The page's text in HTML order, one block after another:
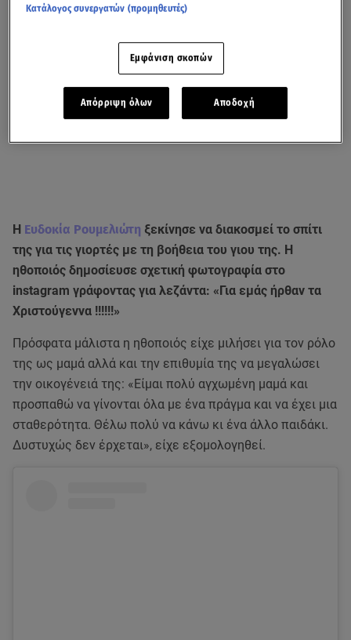
Η Ευδοκία Ρουμελιώτη ξεκίνησε να διακοσμεί το σπίτι
της για τις γιορτές με τη βοήθεια του γιου της. Η
ηθοποιός δημοσίευσε σχετική φωτογραφία στο
instagram γράφοντας για λεζάντα: «Για εμάς ήρθαν τα
Χριστούγεννα !!!!!!»
Πρόσφατα μάλιστα η ηθοποιός είχε μιλήσει για τον ρόλο
της ως μαμά αλλά και την επιθυμία της να μεγαλώσει
την οικογένειά της: «Είμαι πολύ αγχωμένη μαμά και
προσπαθώ να γίνονται όλα με ένα πράγμα και να έχει μια
σταθερότητα. Θέλω πολύ να κάνω κι ένα άλλο παιδάκι.
Δυστυχώς δεν έρχεται», είχε εξομολογηθεί.
Κατάλογος συνεργατών (προμηθευτές)
Εμφάνιση σκοπών
Απόρριψη όλων Αποδοχή